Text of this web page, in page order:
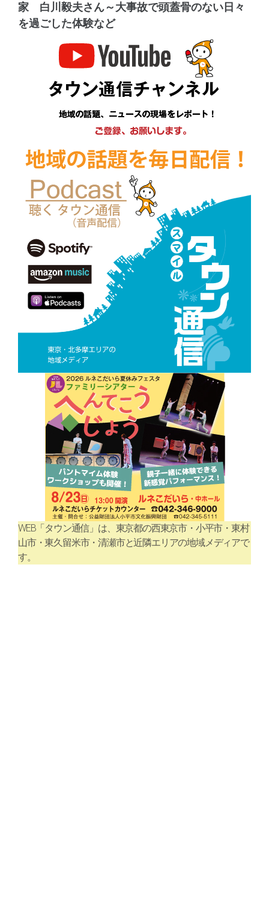
家 白川毅夫さん～大事故で頭蓋骨のない日々
を過ごした体験など
WEB「タウン通信」は、東京都の西東京市・小平市・東村
山市・東久留米市・清瀬市と近隣エリアの地域メディアで
す。